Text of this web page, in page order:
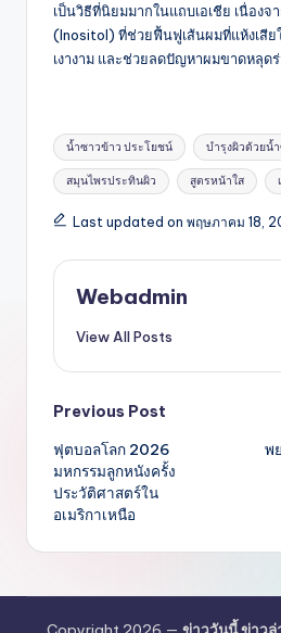
เป็นวิธีที่นิยมมากในแถบเอเชีย เนื่อง
(Inositol) ที่ช่วยฟื้นฟูเส้นผมที่แห้งเสี
เงางาม และช่วยลดปัญหาผมขาดหลุด
Tags:
น้ำซาวข้าว ประโยชน์ บำรุงผิวด้วยน้
สมุนไพรประทินผิว สูตรหน้าใส
Last updated on พฤษภาคม 18,
Webadmin
View All Posts
Post
navigation
Previous Post
ฟุตบอลโลก 2026
มหกรรมลูกหนังครั้ง
ประวัติศาสตร์ใน
อเมริกาเหนือ
พ